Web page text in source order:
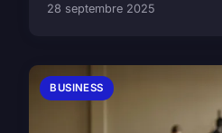
28 septembre 2025
BUSINESS